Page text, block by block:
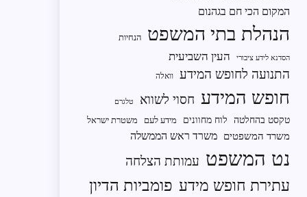
המקום הכי חם בגהנום
הנהלת בתי המשפט הנחיות
הסדנא לידע ציבורי העין השביעית
התנועה לחופש המידע וואלה
חופש המידע חסוי לשווא טלגרם
טקסט בהחלטה לוח מחוונים מידע לעם משטרת ישראל
משרד המשפטים משרד ראש הממשלה
נט המשפט עמותת הצלחה
עתירת חופש מידע פומביות הדיון